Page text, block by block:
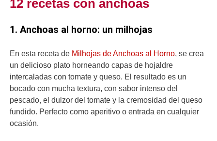
12 recetas con anchoas
1. Anchoas al horno: un milhojas
En esta receta de Milhojas de Anchoas al Horno, se crea
un delicioso plato horneando capas de hojaldre
intercaladas con tomate y queso. El resultado es un
bocado con mucha textura, con sabor intenso del
pescado, el dulzor del tomate y la cremosidad del queso
fundido. Perfecto como aperitivo o entrada en cualquier
ocasión.